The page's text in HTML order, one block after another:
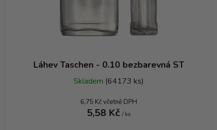
Láhev Taschen - 0.10 bezbarevná ST
Skladem (64173 ks)
6,75 Kč včetně DPH
5,58 Kč / ks